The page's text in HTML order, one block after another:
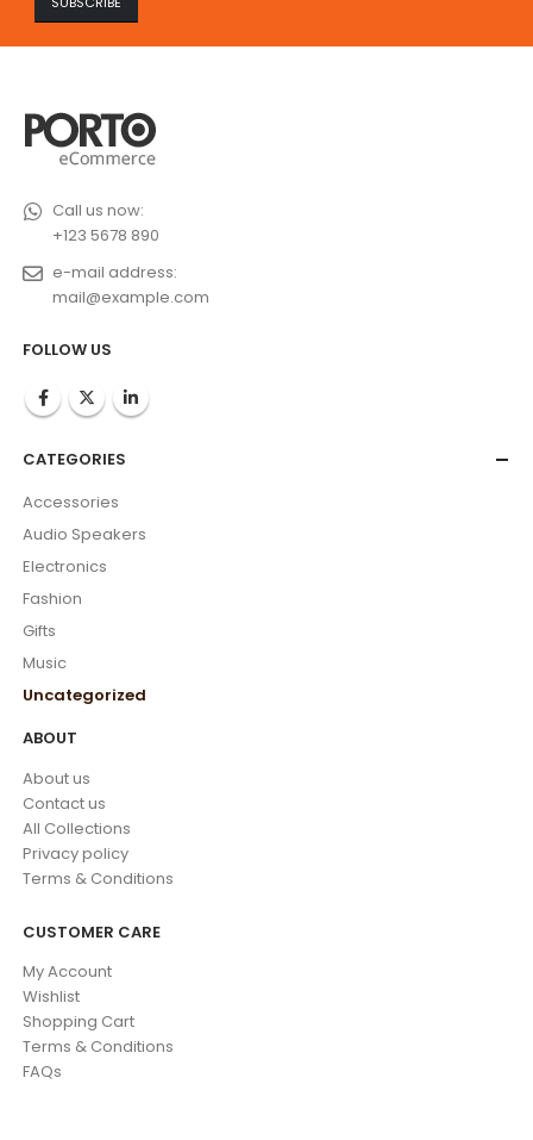
Call us now:
+123 5678 890
e-mail address:
mail@example.com
FOLLOW US
CATEGORIES
Accessories
Audio Speakers
Electronics
Fashion
Gifts
Music
Uncategorized
ABOUT
About us
Contact us
All Collections
Privacy policy
Terms & Conditions
CUSTOMER CARE
My Account
Wishlist
Shopping Cart
Terms & Conditions
FAQs